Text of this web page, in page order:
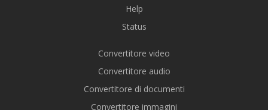
Help
Status
Convertitore video
Convertitore audio
Convertitore di documenti
Convertitore immagini